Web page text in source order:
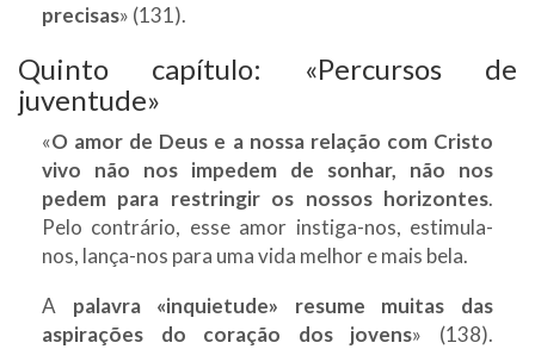
precisas» (131).
Quinto capítulo: «Percursos de
juventude»
«O amor de Deus e a nossa relação com Cristo
vivo não nos impedem de sonhar, não nos
pedem para restringir os nossos horizontes.
Pelo contrário, esse amor instiga-nos, estimula-
nos, lança-nos para uma vida melhor e mais bela.
A palavra «inquietude» resume muitas das
aspirações do coração dos jovens» (138).